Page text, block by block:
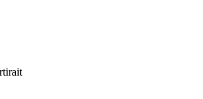
tirait